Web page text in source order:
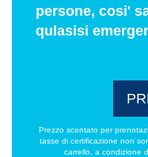
persone, cosi'
qulasisi
Prezzo scontato per
tasse di certificazione non
carrello, a condizione